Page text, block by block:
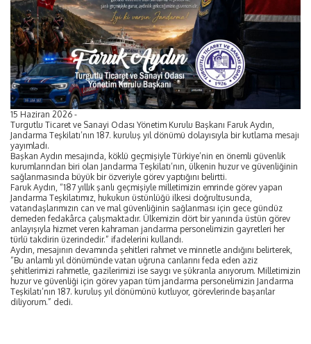
15 Haziran 2026 -
Turgutlu Ticaret ve Sanayi Odası Yönetim Kurulu Başkanı Faruk Aydın,
Jandarma Teşkilatı’nın 187. kuruluş yıl dönümü dolayısıyla bir kutlama mesajı
yayımladı.
Başkan Aydın mesajında, köklü geçmişiyle Türkiye’nin en önemli güvenlik
kurumlarından biri olan Jandarma Teşkilatı’nın, ülkenin huzur ve güvenliğinin
sağlanmasında büyük bir özveriyle görev yaptığını belirtti.
Faruk Aydın, “187 yıllık şanlı geçmişiyle milletimizin emrinde görev yapan
Jandarma Teşkilatımız, hukukun üstünlüğü ilkesi doğrultusunda,
vatandaşlarımızın can ve mal güvenliğinin sağlanması için gece gündüz
demeden fedakârca çalışmaktadır. Ülkemizin dört bir yanında üstün görev
anlayışıyla hizmet veren kahraman jandarma personelimizin gayretleri her
türlü takdirin üzerindedir.” ifadelerini kullandı.
Aydın, mesajının devamında şehitleri rahmet ve minnetle andığını belirterek,
“Bu anlamlı yıl dönümünde vatan uğruna canlarını feda eden aziz
şehitlerimizi rahmetle, gazilerimizi ise saygı ve şükranla anıyorum. Milletimizin
huzur ve güvenliği için görev yapan tüm jandarma personelimizin Jandarma
Teşkilatı’nın 187. kuruluş yıl dönümünü kutluyor, görevlerinde başarılar
diliyorum.” dedi.